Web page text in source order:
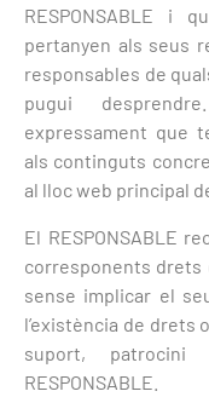
RESPONSABLE i
pertanyen als seus
responsables de
pugui
expressament que
als continguts
al lloc web principal
El RESPONSABLE
corresponents drets
sense implicar el
l’existència de drets
suport,
RESPONSABLE.